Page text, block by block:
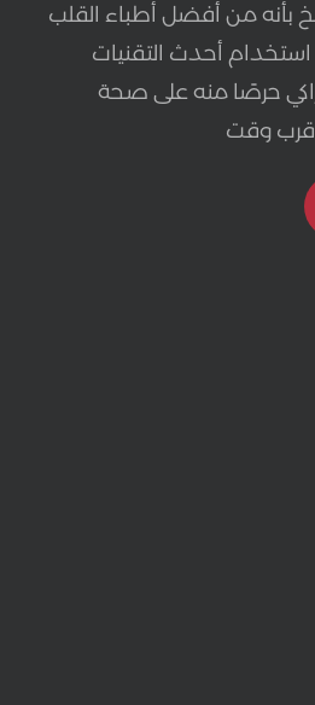
بأنه من أفضل أطباء القلب
أحدث التقنيات
حرصًا منه على صحة